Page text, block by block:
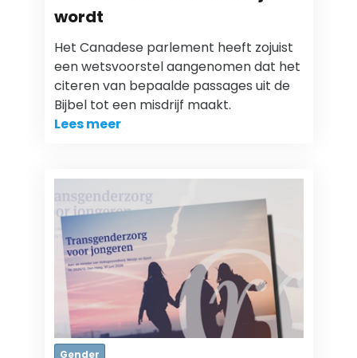
wordt
Het Canadese parlement heeft zojuist
een wetsvoorstel aangenomen dat het
citeren van bepaalde passages uit de
Bijbel tot een misdrijf maakt.
Lees meer
Gender